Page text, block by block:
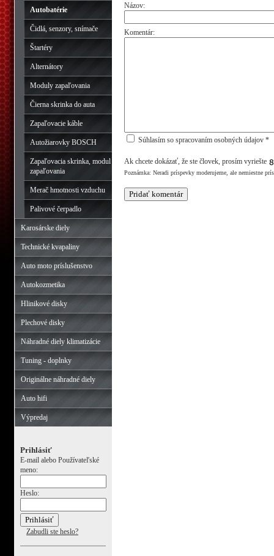
Autobatérie
Čidlá, senzory, snímače
Štartéry
Alternátory
Moduly zapaľovania
Čierna skrinka do auta
Zapaľovacie káble
Autožiarovky BOSCH
Zapaľovacia skrinka, modul
zapaľovania
Merač hmotnosti vzduchu
Palivové čerpadlo
Karosárske diely
Technické kvapaliny
Auto moto príslušenstvo
Autokozmetika
Hlinikové disky
Plechové disky
Náhradné diely klimatizácie
Tuning - doplnky
Originálne náhradné diely
Auto hifi
Výpredaj
Prihlásiť
E-mail alebo Používateľské
meno:
Heslo:
Zabudli ste heslo?
Názov:
Komentár:
Súhlasím so spracovaním osobných údajov *
Ak chcete dokázať, že ste človek, prosím vyriešte
Poznámka: Neradi príspevky moderujeme, ale nemiestne